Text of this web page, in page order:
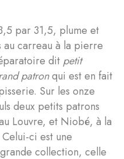
par 31,5, plume et
carreau à la pierre
dit petit
patronqui est en fait
Sur les onze
deux petits patrons
Louvre, et Niobé, à la
ci est une
collection, celle